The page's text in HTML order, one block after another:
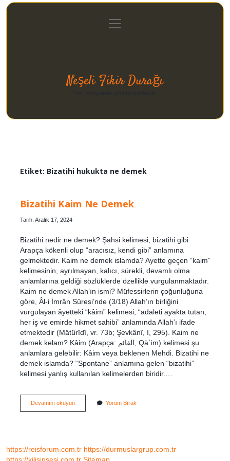
Gizlilik Politikası
menüyü
aç
Neşeli Fikir Durağı
Etiket: Bizatihi hukukta ne demek
Bizatihi Kaim Ne Demek
Tarih: Aralık 17, 2024
Bizatihi nedir ne demek? Şahsi kelimesi, bizatihi gibi
Arapça kökenli olup “aracısız, kendi gibi” anlamına
gelmektedir. Kaim ne demek islamda? Ayette geçen “kaim”
kelimesinin, ayrılmayan, kalıcı, sürekli, devamlı olma
anlamlarına geldiği sözlüklerde özellikle vurgulanmaktadır.
Kaim ne demek Allah’ın ismi? Müfessirlerin çoğunluğuna
göre, Âl-i İmrân Sûresi’nde (3/18) Allah’ın birliğini
vurgulayan âyetteki “kâim” kelimesi, “adaleti ayakta tutan,
her iş ve emirde hikmet sahibi” anlamında Allah’ı ifade
etmektedir (Mâtürîdî, vr. 73b; Şevkânî, I, 295). Kaim ne
demek kelam? Kâim (Arapça: القائم, Qāʾim) kelimesi şu
anlamlara gelebilir: Kâim veya beklenen Mehdi. Bizatihi ne
demek islamda? “Spontane” anlamına gelen “bizatihi”
kelimesi yanlış kullanılan kelimelerden biridir.…
Devamını okuyunBizatihi
Kaim
Yorum Bırak
https://reisforum.com.tr https://durmuslargrup.com.tr